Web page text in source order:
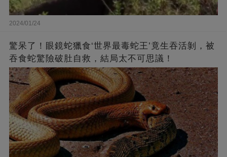
2024/01/24
驚呆了！眼鏡蛇獵食‘世界最毒蛇王’竟生吞活剝，被
吞食蛇驚險破肚自救，結局太不可思議！